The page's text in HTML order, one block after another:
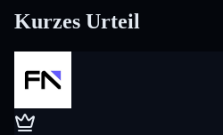
Kurzes Urteil